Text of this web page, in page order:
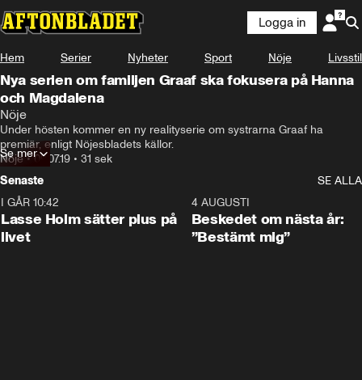
Logga in
Hem Serier Nyheter Sport Nöje Livsstil
Nya serien om familjen Graaf ska fokusera på Hanna
och Magdalena
Nöje
Under hösten kommer en ny realityserie om systrarna Graaf ha
premiär, enligt Nöjesbladets källor.
Nöje•09.07.19 • 31 sek
Se mer
Senaste
SE ALLA
I GÅR 10:42
Lasse Holm sätter plus på
livet
4 AUGUSTI
Beskedet om nästa år:
”Bestämt mig”